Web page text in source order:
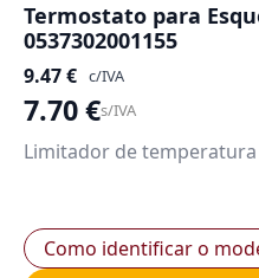
Termostato para
0537302001155
9.47€ c/IVA
7.70€s/IVA
Limitador de temperatura
Como identificar o